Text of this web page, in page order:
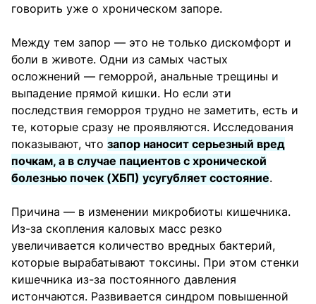
говорить уже о хроническом запоре.
Между тем запор — это не только дискомфорт и
боли в животе. Одни из самых частых
осложнений — геморрой, анальные трещины и
выпадение прямой кишки. Но если эти
последствия геморроя трудно не заметить, есть и
те, которые сразу не проявляются. Исследования
показывают, что запор наносит серьезный вред
почкам, а в случае пациентов с хронической
болезнью почек (ХБП) усугубляет состояние.
Причина — в изменении микробиоты кишечника.
Из-за скопления каловых масс резко
увеличивается количество вредных бактерий,
которые вырабатывают токсины. При этом стенки
кишечника из-за постоянного давления
истончаются. Развивается синдром повышенной